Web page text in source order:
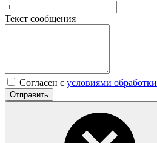
Текст сообщения
Согласен с условиями обработки
Отправить